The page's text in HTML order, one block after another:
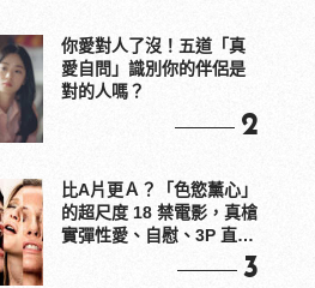
你愛對人了沒！五道「真
愛自問」識別你的伴侶是
對的人嗎？
2
比A片更Ａ？「色慾薰心」
的超尺度 18 禁電影，真槍
實彈性愛、自慰、3P 直接
3